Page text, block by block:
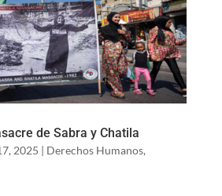
de Sabra y Chatila
2025 | Derechos Humanos,